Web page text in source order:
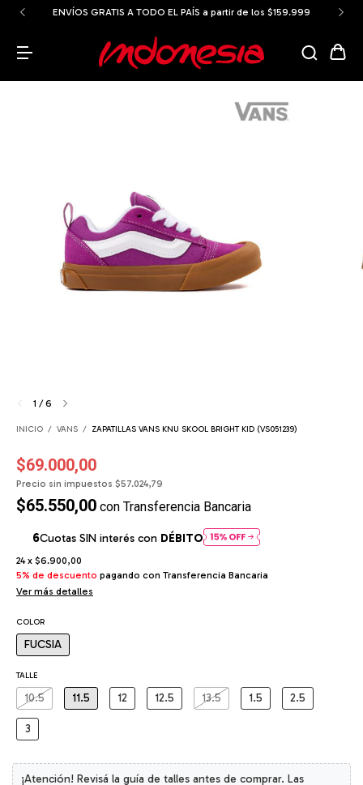
ENVÍOS GRATIS A TODO EL PAÍS a partir de los $159.999
1 /6
INICIO / VANS / ZAPATILLAS VANS KNU SKOOL BRIGHT KID (VS051239)
$69.000,00
Precio sin impuestos $57.024,79
$65.550,00 con Transferencia Bancaria
Cuotas SIN interés con DÉBITO
24 x $6.900,00
5% de descuento pagando con Transferencia Bancaria
Ver más detalles
COLOR
FUCSIA
TALLE
10.5 11.5 12 12.5 13.5 1.5 2.5
3